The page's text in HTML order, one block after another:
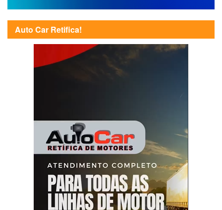
Auto Car Retifica!